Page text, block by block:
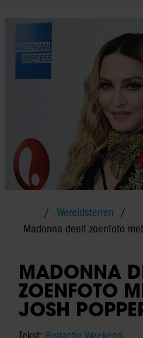
Wereldsterren
Madonna deelt zoenfoto
MADONNA
ZOENFOTO
JOSH